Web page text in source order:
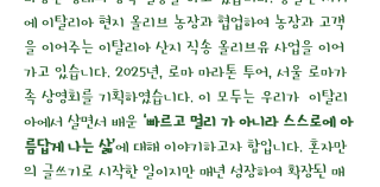
에 이탈리아 현지 올리브 농장과 협업하여 농장과 고객
을 이어주는 이탈리아 산지 직송 올리브유 사업을 이어
가고 있습니다. 2025년, 로마 마라톤 투어, 서울 로마가
족 상영회를 기획하였습니다. 이 모두는 우리가  이탈리
아에서 살면서 배운 ‘빠르고 멀리 가 아니라 스스로에 아
름답게 나는 삶’에 대해 이야기하고자 함입니다. 혼자만
의 글쓰기로 시작한 일이지만 매년 성장하여 확장된 매